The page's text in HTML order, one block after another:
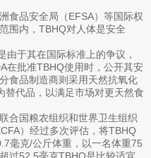
食品安全局（EFSA）等国际权
围内，TBHQ对人体是安全
于其在国际标准上的争议，
在批准TBHQ使用时，公开其安
食品制造商则采用天然抗氧化
替代品，以满足市场对更天然食
合国粮农组织和世界卫生组织
）经过多次评估，将TBHQ
毫克/公斤体重，以一名体重75